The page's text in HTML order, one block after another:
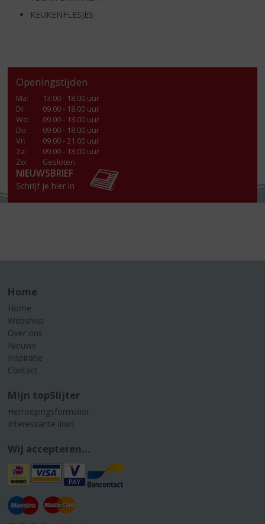
KEUKENFLESJES
Openingstijden
Ma:
13:00 - 18.00 uur
Di:
09.00 - 18.00 uur
Wo:
09.00 - 18.00 uur
Do:
09.00 - 18.00 uur
Vr:
09.00 - 21.00 uur
Za:
09.00 - 18.00 uur
Zo:
Gesloten
NIEUWSBRIEF
Schrijf je hier in
Home
Home
Webshop
Over ons
Nieuws
Inspiratie
Contact
Mijn topSlijter
Herroepingsformulier
Interessante links
Wij accepteren...